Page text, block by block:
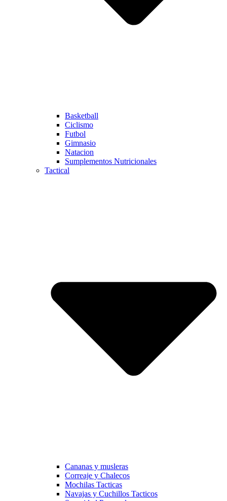
Basketball
Ciclismo
Futbol
Gimnasio
Natacion
Sumplementos Nutricionales
Tactical
Cananas y musleras
Correaje y Chalecos
Mochilas Tacticas
Navajas y Cuchillos Tacticos